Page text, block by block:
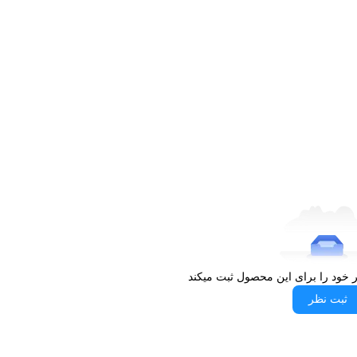
شرایط مناسب خرید، امکان تهیه این ساعت را برای مشتریان آسان‌تر
این مدل می‌تواند پاسخگوی نیاز شما باشد. همچنین امکان
محصول مورد نظر خود را تهیه کنید.
خود را برای این محصول ثبت میکند
ثبت نظر